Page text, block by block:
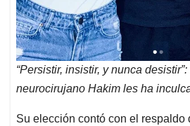
“Persistir, insistir, y nunca
neurocirujano Hakim les ha
Su elección contó con el respaldo